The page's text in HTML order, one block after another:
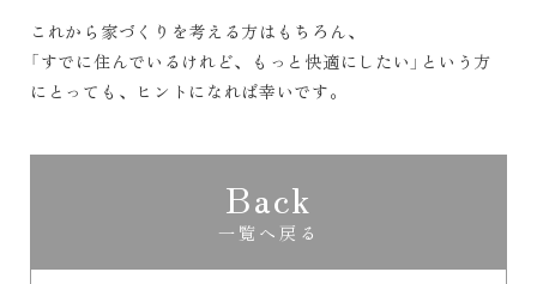
これから家づくりを考える方はもちろん、
「すでに住んでいるけれど、もっと快適にしたい」という方
にとっても、ヒントになれば幸いです。
Back
一覧へ戻る